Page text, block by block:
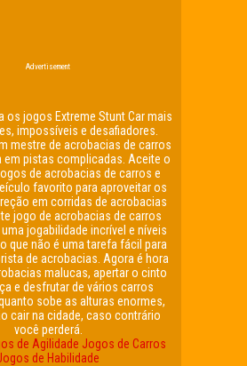
Advertisement
os jogos Extreme Stunt Car mais
impossíveis e desafiadores.
mestre de acrobacias de carros
em pistas complicadas. Aceite o
de acrobacias de carros e
favorito para aproveitar os
em corridas de acrobacias
jogo de acrobacias de carros
jogabilidade incrível e níveis
que não é uma tarefa fácil para
de acrobacias. Agora é hora
malucas, apertar o cinto
e desfrutar de vários carros
sobe as alturas enormes,
cair na cidade, caso contrário
você perderá.
de Agilidade Jogos de Carros
de Habilidade